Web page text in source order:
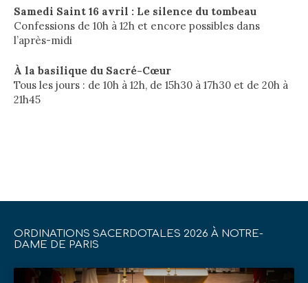
Samedi Saint 16 avril : Le silence du tombeau
Confessions de 10h à 12h et encore possibles dans
l’après-midi
À la basilique du Sacré-Cœur
Tous les jours : de 10h à 12h, de 15h30 à 17h30 et de 20h à
21h45
ORDINATIONS SACERDOTALES 2026 À NOTRE-
DAME DE PARIS